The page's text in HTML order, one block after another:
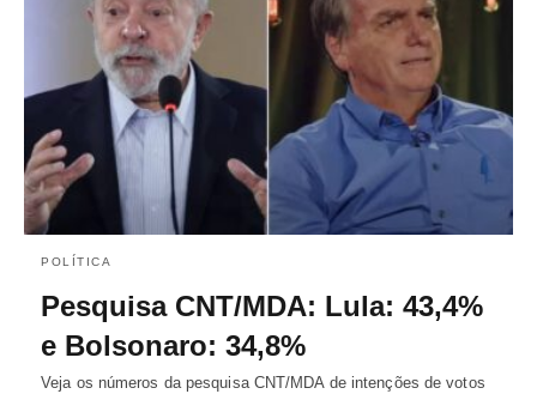
POLÍTICA
Pesquisa CNT/MDA: Lula: 43,4%
e Bolsonaro: 34,8%
Veja os números da pesquisa CNT/MDA de intenções de votos